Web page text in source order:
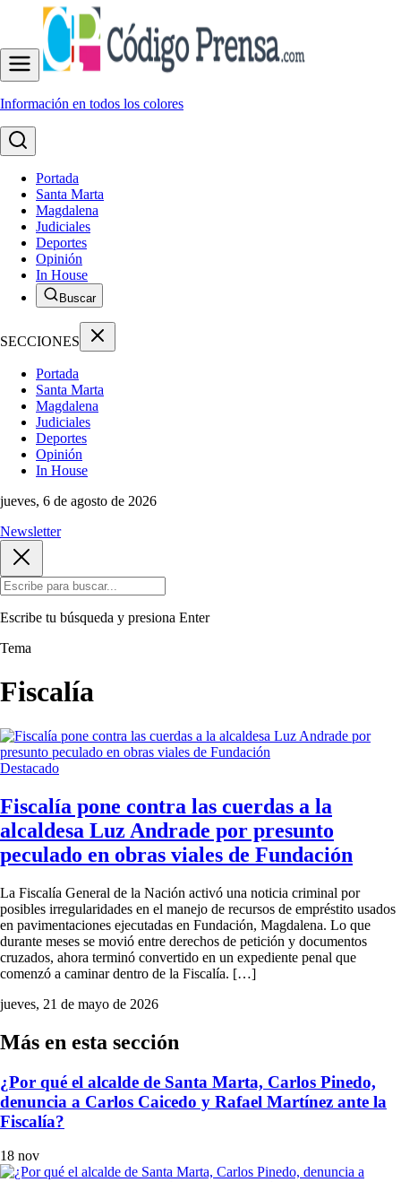
Información en todos los colores
Portada
Santa Marta
Magdalena
Judiciales
Deportes
Opinión
In House
Buscar
SECCIONES
Portada
Santa Marta
Magdalena
Judiciales
Deportes
Opinión
In House
jueves, 6 de agosto de 2026
Newsletter
Escribe tu búsqueda y presiona Enter
Tema
Fiscalía
Destacado
Fiscalía pone contra las cuerdas a la
alcaldesa Luz Andrade por presunto
peculado en obras viales de Fundación
La Fiscalía General de la Nación activó una noticia criminal por
posibles irregularidades en el manejo de recursos de empréstito usados
en pavimentaciones ejecutadas en Fundación, Magdalena. Lo que
durante meses se movió entre derechos de petición y documentos
cruzados, ahora terminó convertido en un expediente penal que
comenzó a caminar dentro de la Fiscalía. […]
jueves, 21 de mayo de 2026
Más en esta sección
¿Por qué el alcalde de Santa Marta, Carlos Pinedo,
denuncia a Carlos Caicedo y Rafael Martínez ante la
Fiscalía?
18 nov